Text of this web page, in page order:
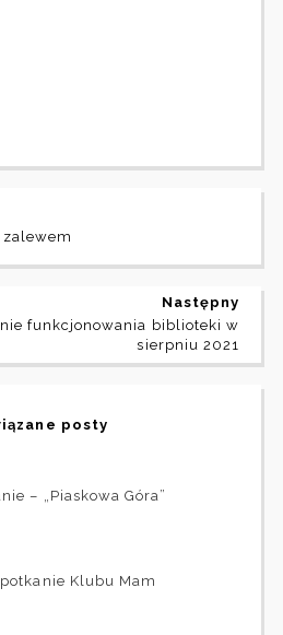
Następny
funkcjonowania biblioteki w
sierpniu 2021
posty
– „Piaskowa Góra”
Klubu Mam